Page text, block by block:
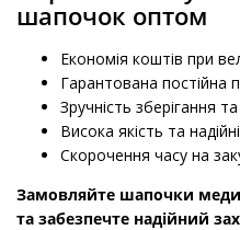
шапочок оптом
Економія коштів при
Гарантована постійна
Зручність зберігання
Висока якість та
Скорочення часу на
Замовляйте шапочки
та забезпечте надійний